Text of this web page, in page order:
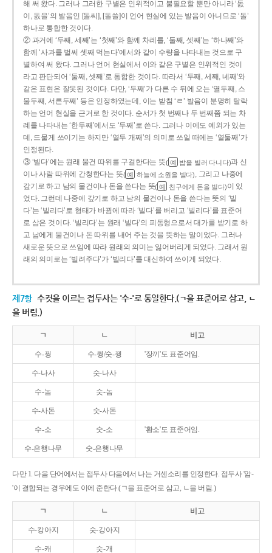
해 써 왔다. 그러나 그러한 구별은 인위적이고 불필요할 뿐만 아니라 ‘돐
이, 돐을’의 발음인 [돌씨], [돌쓸]이 언어 현실에 있는 발음이 아니므로 ‘돌’
하나로 통합한 것이다.
② 과거에 ‘두째, 세째’는 ‘첫째’와 함께 차례를, ‘둘째, 셋째’는 ‘하나째’와
함께 ‘사과를 벌써 셋째 먹는다’에서와 같이 수량을 나타내는 것으로 구
별하여 써 왔다. 그러나 언어 현실에서 이와 같은 구별은 인위적인 것이
라고 판단되어 ‘둘째, 셋째’로 통합한 것이다. 따라서 ‘두째, 세째, 네째’와
같은 표현은 잘못된 것이다. 다만, ‘두째’가 다른 수 뒤에 오는 ‘열두째, 스
물두째, 서른두째’ 등은 인정하였는데, 이는 받침 ‘ㄹ’ 발음이 분명히 탈락
하는 언어 현실을 근거로 한 것이다. 순서가 첫 번째나 두 번째쯤 되는 차
례를 나타내는 ‘한두째’에서도 ‘두째’로 쓴다. 그러나 이에도 예외가 있는
데, 드물게 쓰이기는 하지만 ‘열두 개째’의 의미로 쓰일 때에는 ‘열둘째’가
인정된다.
③ ‘빌다’에는 원래 물건 따위를 구걸한다는 뜻( 예 밥을 빌러 다니다)과 신
이나 사람 따위에 간청한다는 뜻( 예 하늘에 소원을 빌다), 그리고 나중에
갚기로 하고 남의 물건이나 돈을 쓴다는 뜻( 예 친구에게 돈을 빌다)이 있
었다. 그런데 나중에 갚기로 하고 남의 물건이나 돈을 쓴다는 뜻의 ‘빌
다’는 ‘빌리다’로 형태가 바뀜에 따라 ‘빌다’를 버리고 ‘빌리다’를 표준어
로 삼은 것이다. ‘빌리다’는 원래 ‘빌다’의 피동형으로서 대가를 받기로 하
고 남에게 물건이나 돈 따위를 내어 주는 것을 뜻하는 말이었다. 그러나
새로운 뜻으로 쓰임에 따라 원래의 의미는 잃어버리게 되었다. 그래서 원
래의 의미로는 ‘빌려주다’가 ‘빌리다’를 대신하여 쓰이게 되었다.
제7항 수컷을 이르는 접두사는 '수-'로 통일한다.(ㄱ을 표준어로 삼고, ㄴ
을 버림.)
ㄱ ㄴ 비고
수-꿩 수-퀑/숫-꿩 '장끼'도 표준어임.
수-나사 숫-나사
수-놈 숫-놈
수-사돈 숫-사돈
수-소 숫-소 '황소'도 표준어임.
수-은행나무 숫-은행나무
다만 1. 다음 단어에서는 접두사 다음에서 나는 거센소리를 인정한다. 접두사 '암-
'이 결합되는 경우에도 이에 준한다.(ㄱ을 표준어로 삼고, ㄴ을 버림.)
ㄱ ㄴ 비고
수-캉아지 숫-강아지
수-캐 숫-개